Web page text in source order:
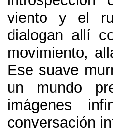
viento y el
dialogan allí
movimiento,
Ese suave
un mundo
imágenes
conversación